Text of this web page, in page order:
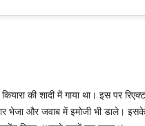
कियारा की शादी में गाया था। इस पर
भेजा और जवाब में इमोजी भी डाले। इसके